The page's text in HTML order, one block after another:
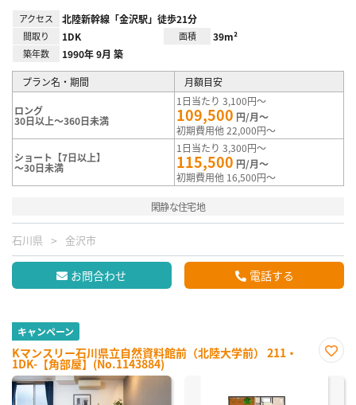
アクセス 北陸新幹線「金沢駅」徒歩21分
間取り 1DK 面積 39m²
築年数 1990年 9月 築
プラン名・期間 月額目安
ロング
30日以上～360日未満
1日当たり 3,100円～
109,500 円/月～
初期費用他 22,000円～
ショート【7日以上】
～30日未満
1日当たり 3,300円～
115,500 円/月～
初期費用他 16,500円～
閑静な住宅地
石川県 金沢市
お問合わせ 電話する
キャンペーン
Kマンスリー石川県立自然資料館前（北陸大学前） 211・
1DK-【角部屋】(No.1143884)
に入